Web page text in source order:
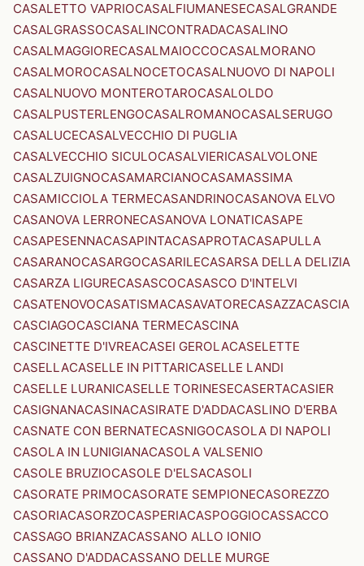
CASALETTO VAPRIOCASALFIUMANESECASALGRANDE
CASALGRASSOCASALINCONTRADACASALINO
CASALMAGGIORECASALMAIOCCOCASALMORANO
CASALMOROCASALNOCETOCASALNUOVO DI NAPOLI
CASALNUOVO MONTEROTAROCASALOLDO
CASALPUSTERLENGOCASALROMANOCASALSERUGO
CASALUCECASALVECCHIO DI PUGLIA
CASALVECCHIO SICULOCASALVIERICASALVOLONE
CASALZUIGNOCASAMARCIANOCASAMASSIMA
CASAMICCIOLA TERMECASANDRINOCASANOVA ELVO
CASANOVA LERRONECASANOVA LONATICASAPE
CASAPESENNACASAPINTACASAPROTACASAPULLA
CASARANOCASARGOCASARILECASARSA DELLA DELIZIA
CASARZA LIGURECASASCOCASASCO D'INTELVI
CASATENOVOCASATISMACASAVATORECASAZZACASCIA
CASCIAGOCASCIANA TERMECASCINA
CASCINETTE D'IVREACASEI GEROLACASELETTE
CASELLACASELLE IN PITTARICASELLE LANDI
CASELLE LURANICASELLE TORINESECASERTACASIER
CASIGNANACASINACASIRATE D'ADDACASLINO D'ERBA
CASNATE CON BERNATECASNIGOCASOLA DI NAPOLI
CASOLA IN LUNIGIANACASOLA VALSENIO
CASOLE BRUZIOCASOLE D'ELSACASOLI
CASORATE PRIMOCASORATE SEMPIONECASOREZZO
CASORIACASORZOCASPERIACASPOGGIOCASSACCO
CASSAGO BRIANZACASSANO ALLO IONIO
CASSANO D'ADDACASSANO DELLE MURGE